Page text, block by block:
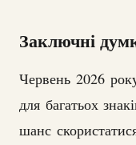
Заключні
Червень 2026
для багатьох
шанс